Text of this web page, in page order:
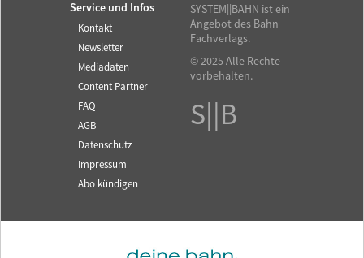
Service und Infos
Kontakt
Newsletter
Mediadaten
Content Partner
FAQ
AGB
Datenschutz
Impressum
Abo kündigen
SYSTEM||BAHN ist ein
Angebot des Bahn
Fachverlags.
© 2025 Alle Rechte
vorbehalten.
S||B